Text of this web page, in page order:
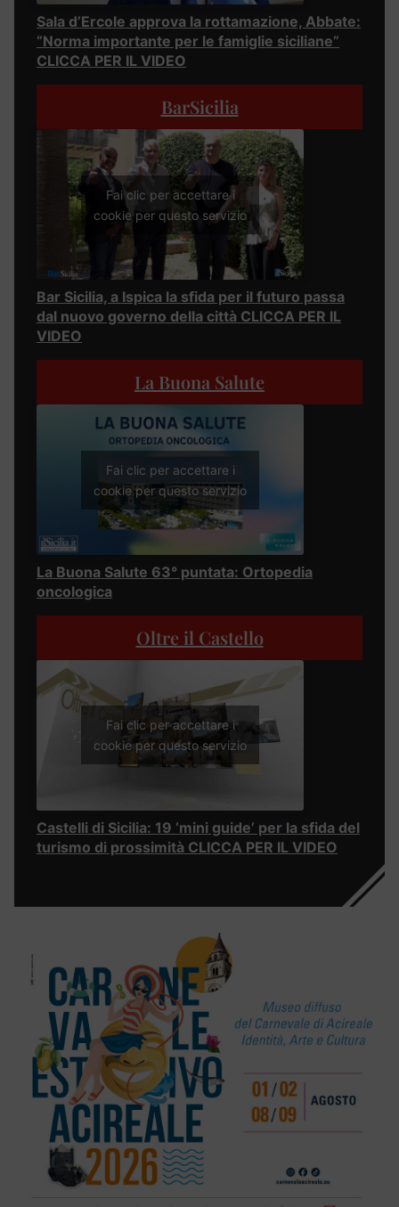
Sala d’Ercole approva la rottamazione, Abbate:
“Norma importante per le famiglie siciliane”
CLICCA PER IL VIDEO
BarSicilia
Fai clic per accettare i
cookie per questo servizio
Bar Sicilia, a Ispica la sfida per il futuro passa
dal nuovo governo della città CLICCA PER IL
VIDEO
La Buona Salute
Fai clic per accettare i
cookie per questo servizio
La Buona Salute 63° puntata: Ortopedia
oncologica
Oltre il Castello
Fai clic per accettare i
cookie per questo servizio
Castelli di Sicilia: 19 ‘mini guide’ per la sfida del
turismo di prossimità CLICCA PER IL VIDEO